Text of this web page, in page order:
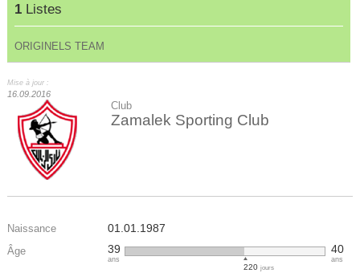
1 Listes
ORIGINELS TEAM
Mise à jour :
16.09.2016
Club
Zamalek Sporting Club
Naissance 01.01.1987
Âge 39
ans
220jours
40
ans